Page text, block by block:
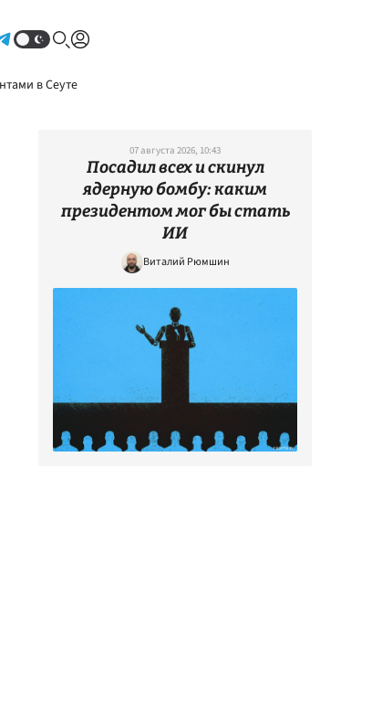
в Сеуте
07 августа 2026, 10:43
Посадил всех и скинул
ядерную бомбу: каким
президентом мог бы стать
ИИ
Виталий Рюмшин